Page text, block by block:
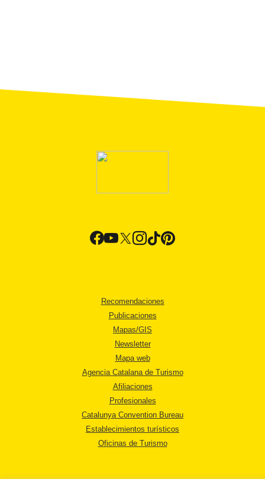
Recomendaciones
Publicaciones
Mapas/GIS
Newsletter
Mapa web
Agencia Catalana de Turismo
Afiliaciones
Profesionales
Catalunya Convention Bureau
Establecimientos turísticos
Oficinas de Turismo